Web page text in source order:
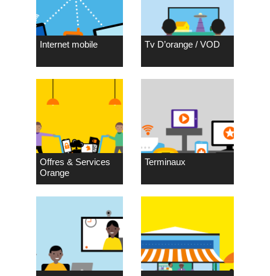
Internet mobile Tv D’orange / VOD
Offres & Services
Orange
Terminaux